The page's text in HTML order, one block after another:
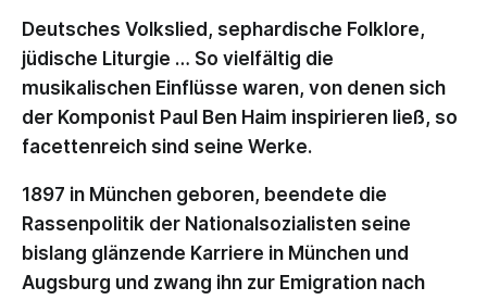
Deutsches Volkslied, sephardische Folklore,
jüdische Liturgie … So vielfältig die
musikalischen Einflüsse waren, von denen sich
der Komponist Paul Ben Haim inspirieren ließ, so
facettenreich sind seine Werke.
1897 in München geboren, beendete die
Rassenpolitik der Nationalsozialisten seine
bislang glänzende Karriere in München und
Augsburg und zwang ihn zur Emigration nach